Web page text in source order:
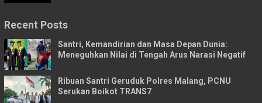
Recent Posts
Santri, Kemandirian dan Masa Depan Dunia:
Meneguhkan Nilai di Tengah Arus Narasi Negatif
Ribuan Santri Geruduk Polres Malang, PCNU
Serukan Boikot TRANS7